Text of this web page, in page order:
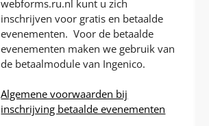
webforms.ru.nl kunt u zich
inschrijven voor gratis en betaalde
evenementen. Voor de betaalde
evenementen maken we gebruik van
de betaalmodule van Ingenico.
Algemene voorwaarden bij
inschrijving betaalde evenementen